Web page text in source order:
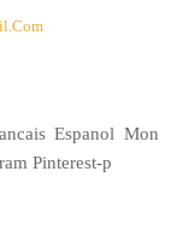
Espanol Mon
Pinterest-p